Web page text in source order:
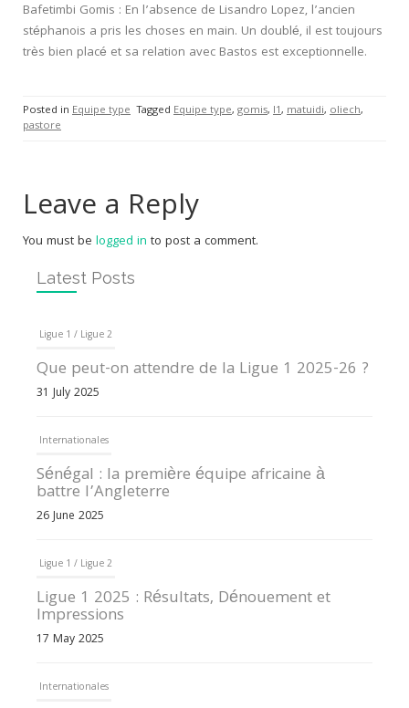
Bafetimbi Gomis : En l’absence de Lisandro Lopez, l’ancien
stéphanois a pris les choses en main. Un doublé, il est toujours
très bien placé et sa relation avec Bastos est exceptionnelle.
Posted in Equipe type Tagged Equipe type, gomis, l1, matuidi, oliech,
pastore
Leave a Reply
You must be logged in to post a comment.
Latest Posts
Ligue 1 / Ligue 2
Que peut-on attendre de la Ligue 1 2025-26 ?
31 July 2025
Internationales
Sénégal : la première équipe africaine à
battre l’Angleterre
26 June 2025
Ligue 1 / Ligue 2
Ligue 1 2025 : Résultats, Dénouement et
Impressions
17 May 2025
Internationales